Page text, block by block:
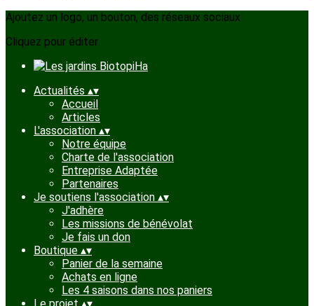
Ajoutez un logo, un bouton, des réseaux sociaux
Cliquez pour éditer
Actualités ▴▾
Accueil
Articles
L'association ▴▾
Notre équipe
Charte de l'association
Entreprise Adaptée
Partenaires
Je soutiens l'association ▴▾
J'adhère
Les missions de bénévolat
Je fais un don
Boutique ▴▾
Panier de la semaine
Achats en ligne
Les 4 saisons dans nos paniers